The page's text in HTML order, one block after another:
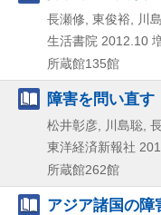
長瀬修, 東俊裕, 川
生活書院 2012.10
所蔵館135館
障害を問い直す
松井彰彦, 川島聡,
東洋経済新報社
所蔵館262館
アジア諸国の障